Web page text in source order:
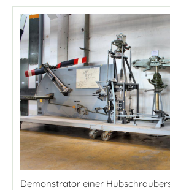
Demonstrator einer